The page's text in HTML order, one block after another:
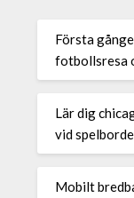
Första
fotbollsresa
Lär dig
vid
Mobilt